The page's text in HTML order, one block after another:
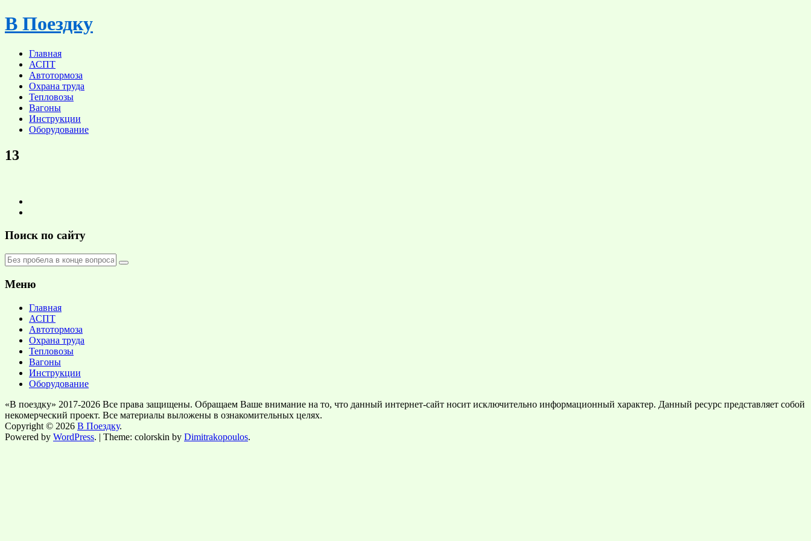
Skip
to
В Поездку
Главная
АСПТ
Автотормоза
Охрана труда
Тепловозы
Вагоны
Инструкции
Оборудование
13
Поиск по сайту
Меню
Главная
АСПТ
Автотормоза
Охрана труда
Тепловозы
Вагоны
Инструкции
Оборудование
«В поездку» 2017-2026 Все права защищены. Обращаем Ваше внимание на то, что данный интернет-сайт носит исключительно информационный характер. Данный ресурс представляет собой
некомерческий проект. Все материалы выложены в ознакомительных целях.
Copyright © 2026 В Поездку.
Powered by WordPress. | Theme: colorskin by Dimitrakopoulos.